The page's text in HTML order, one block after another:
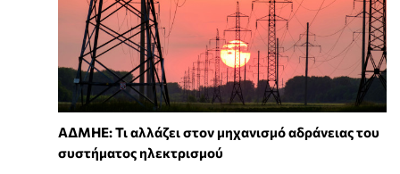
ΑΔΜΗΕ: Τι αλλάζει στον μηχανισμό αδράνειας του
συστήματος ηλεκτρισμού